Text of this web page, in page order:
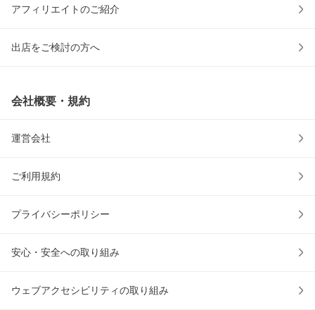
アフィリエイトのご紹介
出店をご検討の方へ
会社概要・規約
運営会社
ご利用規約
プライバシーポリシー
安心・安全への取り組み
ウェブアクセシビリティの取り組み